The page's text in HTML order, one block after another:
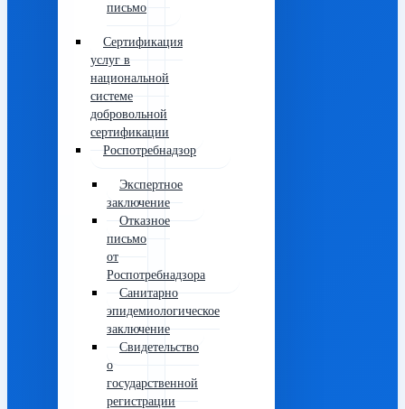
письмо
Сертификация
услуг в
национальной
системе
добровольной
сертификации
Роспотребнадзор
Экспертное
заключение
Отказное
письмо
от
Роспотребнадзора
Санитарно
эпидемиологическое
заключение
Свидетельство
о
государственной
регистрации